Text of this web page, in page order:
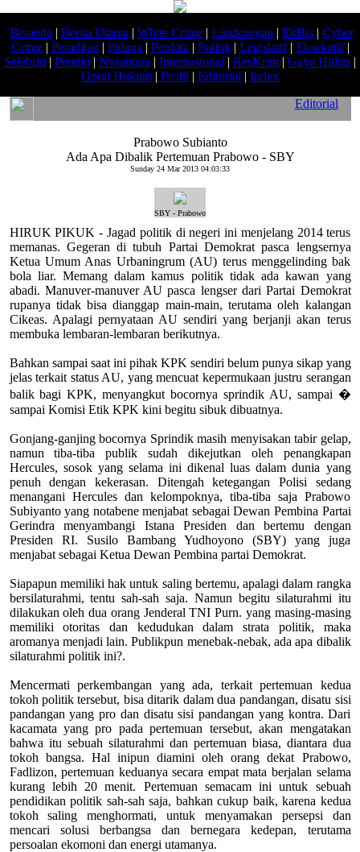
Beranda | Berita Utama | White Crime | Lingkungan | EkBis | Cyber
Crime| Peradilan | Pidana | Perdata | Politik| Legislatif| Eksekutif|
Selebriti | Pemilu | Nusantara | Internasional | ResKrim | Gaya Hidup |
Opini Hukum | Profil | Editorial | Index
Editorial
Prabowo Subianto
Ada Apa Dibalik Pertemuan Prabowo - SBY
Sunday 24 Mar 2013 04:03:33
SBY - Prabowo
HIRUK PIKUK - Jagad politik di negeri ini menjelang 2014 terus
memanas. Gegeran di tubuh Partai Demokrat pasca lengsernya
Ketua Umum Anas Urbaningrum (AU) terus menggelinding bak
bola liar. Memang dalam kamus politik tidak ada kawan yang
abadi. Manuver-manuver AU pasca lengser dari Partai Demokrat
rupanya tidak bisa dianggap main-main, terutama oleh kalangan
Cikeas. Apalagi pernyataan AU sendiri yang berjanji akan terus
membuka lembaran-lembaran berikutnya.
Bahkan sampai saat ini pihak KPK sendiri belum punya sikap yang
jelas terkait status AU, yang mencuat kepermukaan justru serangan
balik bagi KPK, menyangkut bocornya sprindik AU, sampai �
sampai Komisi Etik KPK kini begitu sibuk dibuatnya.
Gonjang-ganjing bocornya Sprindik masih menyisakan tabir gelap,
namun tiba-tiba publik sudah dikejutkan oleh penangkapan
Hercules, sosok yang selama ini dikenal luas dalam dunia yang
penuh dengan kekerasan. Ditengah ketegangan Polisi sedang
menangani Hercules dan kelompoknya, tiba-tiba saja Prabowo
Subiyanto yang notabene menjabat sebagai Dewan Pembina Partai
Gerindra menyambangi Istana Presiden dan bertemu dengan
Presiden RI. Susilo Bambang Yudhoyono (SBY) yang juga
menjabat sebagai Ketua Dewan Pembina partai Demokrat.
Siapapun memiliki hak untuk saling bertemu, apalagi dalam rangka
bersilaturahmi, tentu sah-sah saja. Namun begitu silaturahmi itu
dilakukan oleh dua orang Jenderal TNI Purn. yang masing-masing
memiliki otoritas dan kedudukan dalam strata politik, maka
aromanya menjadi lain. Publikpun menebak-nebak, ada apa dibalik
silaturahmi politik ini?.
Mencermati perkembangan yang ada, terkait pertemuan kedua
tokoh politik tersebut, bisa ditarik dalam dua pandangan, disatu sisi
pandangan yang pro dan disatu sisi pandangan yang kontra. Dari
kacamata yang pro pada pertemuan tersebut, akan mengatakan
bahwa itu sebuah silaturahmi dan pertemuan biasa, diantara dua
tokoh bangsa. Hal inipun diamini oleh orang dekat Prabowo,
Fadlizon, pertemuan keduanya secara empat mata berjalan selama
kurang lebih 20 menit. Pertemuan semacam ini untuk sebuah
pendidikan politik sah-sah saja, bahkan cukup baik, karena kedua
tokoh saling menghormati, untuk menyamakan persepsi dan
mencari solusi berbangsa dan bernegara kedepan, terutama
persoalan ekomoni dan energi utamanya.